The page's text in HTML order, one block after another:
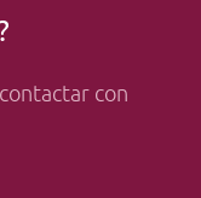
con